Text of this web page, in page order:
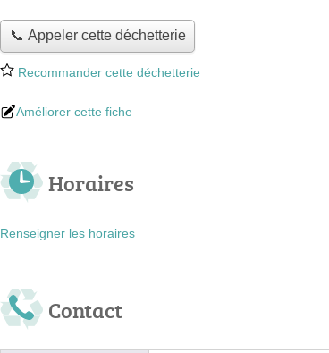
📞 Appeler cette déchetterie
Recommander cette déchetterie
Améliorer cette fiche
Horaires
Renseigner les horaires
Contact